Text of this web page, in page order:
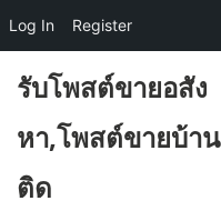
content
รับโพสต์ขายอสัง
หา,โพสต์ขายบ้าน
ติด
Log In Register